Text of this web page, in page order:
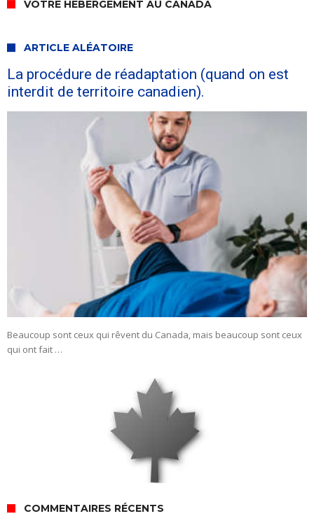
VOTRE HÉBERGEMENT AU CANADA
ARTICLE ALÉATOIRE
La procédure de réadaptation (quand on est
interdit de territoire canadien).
Beaucoup sont ceux qui rêvent du Canada, mais beaucoup sont ceux
qui ont fait …
COMMENTAIRES RÉCENTS